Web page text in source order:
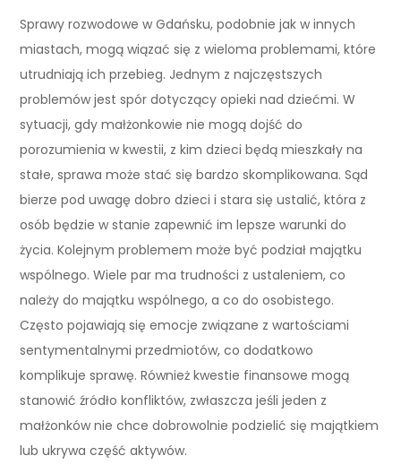
Sprawy rozwodowe w Gdańsku, podobnie jak w innych
miastach, mogą wiązać się z wieloma problemami, które
utrudniają ich przebieg. Jednym z najczęstszych
problemów jest spór dotyczący opieki nad dziećmi. W
sytuacji, gdy małżonkowie nie mogą dojść do
porozumienia w kwestii, z kim dzieci będą mieszkały na
stałe, sprawa może stać się bardzo skomplikowana. Sąd
bierze pod uwagę dobro dzieci i stara się ustalić, która z
osób będzie w stanie zapewnić im lepsze warunki do
życia. Kolejnym problemem może być podział majątku
wspólnego. Wiele par ma trudności z ustaleniem, co
należy do majątku wspólnego, a co do osobistego.
Często pojawiają się emocje związane z wartościami
sentymentalnymi przedmiotów, co dodatkowo
komplikuje sprawę. Również kwestie finansowe mogą
stanowić źródło konfliktów, zwłaszcza jeśli jeden z
małżonków nie chce dobrowolnie podzielić się majątkiem
lub ukrywa część aktywów.